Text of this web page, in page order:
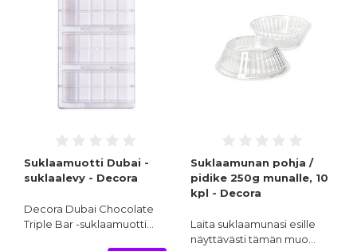
Suklaamuotti Dubai -
suklaalevy - Decora
Decora Dubai Chocolate
Triple Bar -suklaamuotti…
Suklaamunan pohja /
pidike 250g munalle, 10
kpl - Decora
Laita suklaamunasi esille
näyttävästi tämän muo…